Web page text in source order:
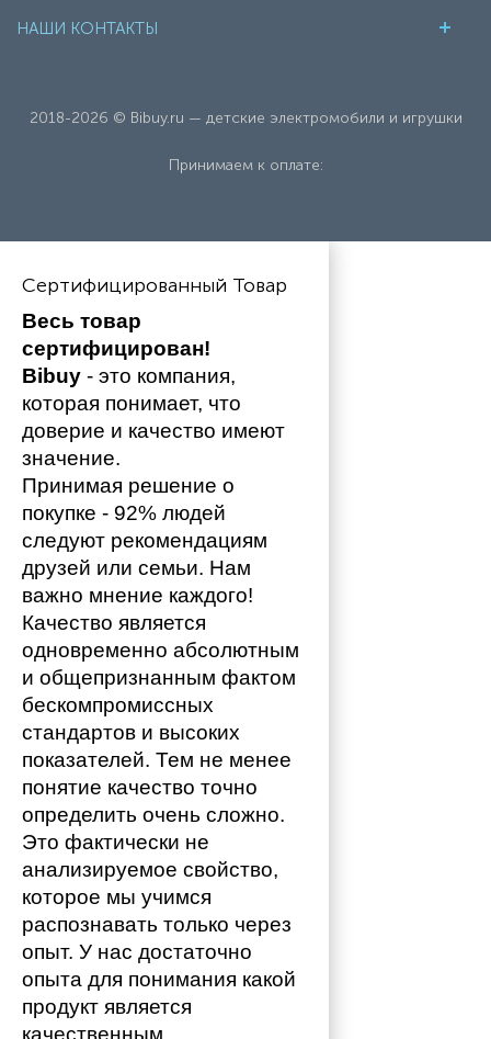
НАШИ КОНТАКТЫ
2018-2026 © Bibuy.ru — детские электромобили и игрушки
Принимаем к оплате:
Сертифицированный Товар
Весь товар
сертифицирован!
Bibuy - это компания,
которая понимает, что
доверие и качество имеют
значение.
Принимая решение о
покупке - 92% людей
следуют рекомендациям
друзей или семьи. Нам
важно мнение каждого!
Качество является
одновременно абсолютным
и общепризнанным фактом
бескомпромиссных
стандартов и высоких
показателей. Тем не менее
понятие качество точно
определить очень сложно.
Это фактически не
анализируемое свойство,
которое мы учимся
распознавать только через
опыт. У нас достаточно
опыта для понимания какой
продукт является
качественным.